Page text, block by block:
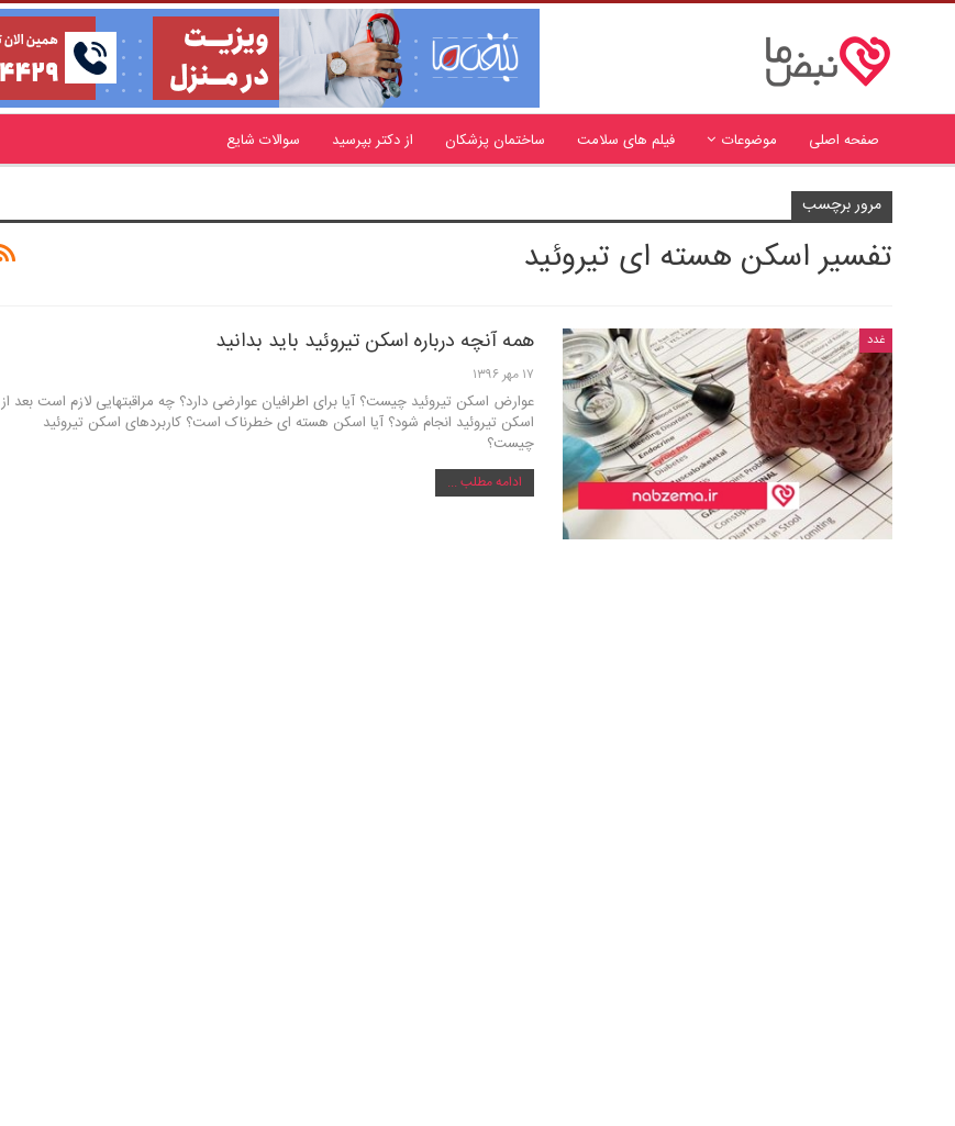
صفحه اصلی موضوعات فیلم های سلامت ساختمان پزشکان از دکتر بپرسید سوالات شایع
مرور برچسب
تفسیر اسکن هسته ای تیروئید
غدد همه آنچه درباره اسکن تیروئید باید بدانید
۱۷ مهر ۱۳۹۶
عوارض اسکن تیروئید چیست؟ آیا برای اطرافیان عوارضی دارد؟ چه مراقبتهایی لازم است بعد از
اسکن تیروئید انجام شود؟ آیا اسکن هسته ای خطرناک است؟ کاربردهای اسکن تیروئید
چیست؟
ادامه مطلب ...